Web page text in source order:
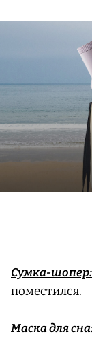
Сумка-шопер:
поместился.
Маска для